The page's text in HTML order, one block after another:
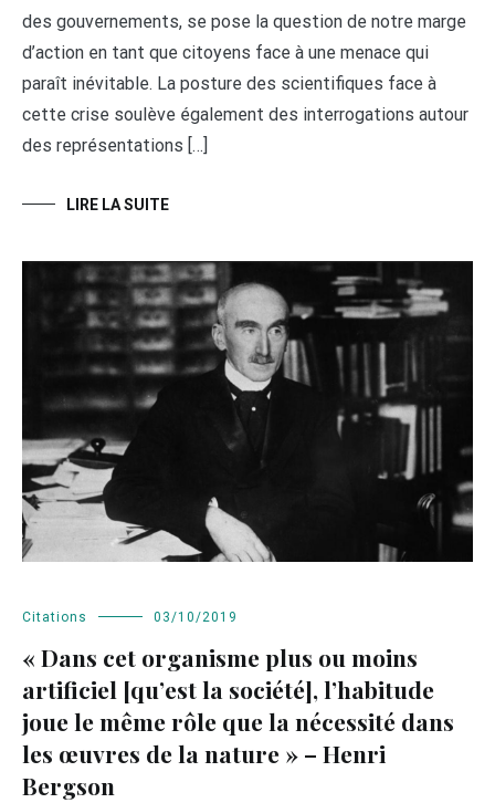
des gouvernements, se pose la question de notre marge
d’action en tant que citoyens face à une menace qui
paraît inévitable. La posture des scientifiques face à
cette crise soulève également des interrogations autour
des représentations […]
LIRE LA SUITE
Citations 03/10/2019
« Dans cet organisme plus ou moins
artificiel [qu’est la société], l’habitude
joue le même rôle que la nécessité dans
les œuvres de la nature » – Henri
Bergson